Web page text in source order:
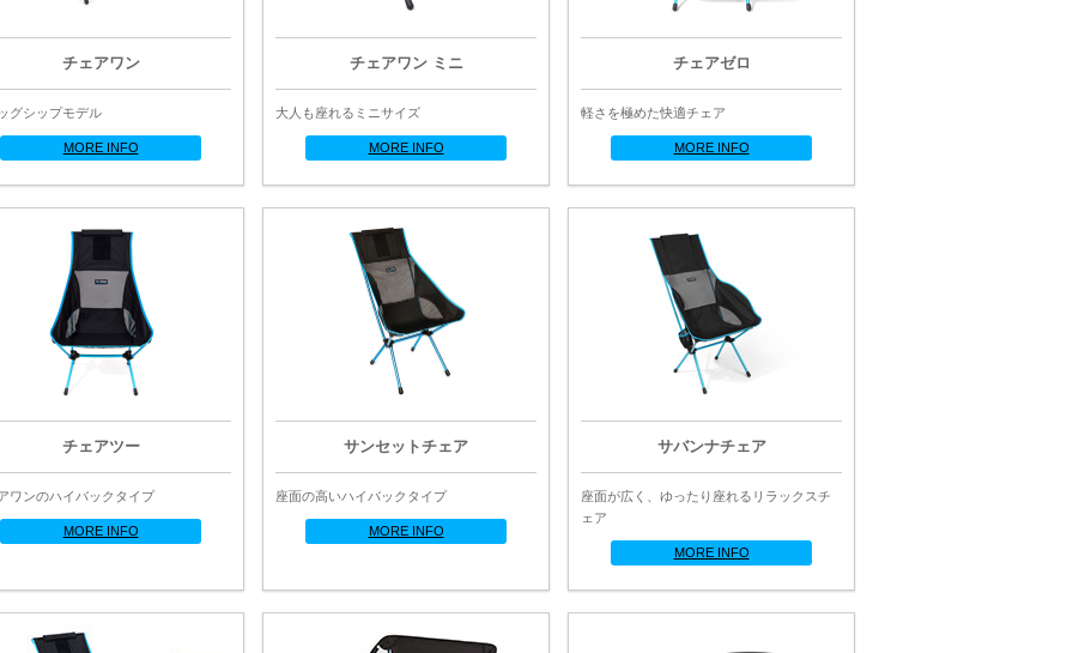
チェアワン
グシップモデル
MORE INFO
チェアワン ミニ
大人も座れるミニサイズ
MORE INFO
チェアゼロ
軽さを極めた快適チェア
MORE INFO
チェアツー
ワンのハイバックタイプ
MORE INFO
サンセットチェア
座面の高いハイバックタイプ
MORE INFO
サバンナチェア
座面が広く、ゆったり座れるリラックスチ
ェア
MORE INFO